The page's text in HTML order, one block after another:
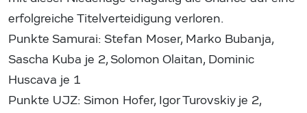
erfolgreiche Titelverteidigung verloren.
Punkte Samurai: Stefan Moser, Marko Bubanja,
Sascha Kuba je 2, Solomon Olaitan, Dominic
Huscava je 1
Punkte UJZ: Simon Hofer, Igor Turovskiy je 2,